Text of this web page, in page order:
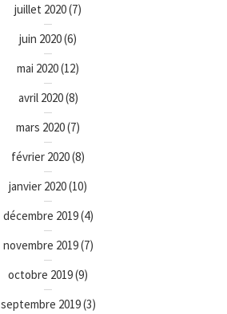
juillet 2020(7)
juin 2020(6)
mai 2020(12)
avril 2020(8)
mars 2020(7)
février 2020(8)
janvier 2020(10)
décembre 2019(4)
novembre 2019(7)
octobre 2019(9)
septembre 2019(3)